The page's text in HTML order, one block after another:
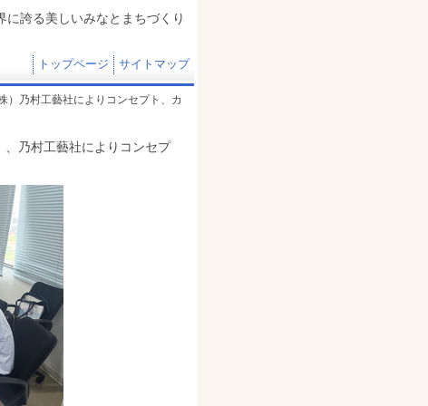
に誇る美しいみなとまちづくり
トップページ サイトマップ
）乃村工藝社によりコンセプト、カ
乃村工藝社によりコンセプ